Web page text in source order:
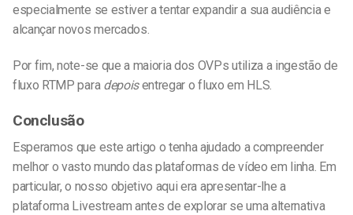
especialmente se estiver a tentar expandir a sua audiência e
alcançar novos mercados.
Por fim, note-se que a maioria dos OVPs utiliza a ingestão de
fluxo RTMP para depoisentregar o fluxo em HLS.
Conclusão
Esperamos que este artigo o tenha ajudado a compreender
melhor o vasto mundo das plataformas de vídeo em linha. Em
particular, o nosso objetivo aqui era apresentar-lhe a
plataforma Livestream antes de explorar se uma alternativa